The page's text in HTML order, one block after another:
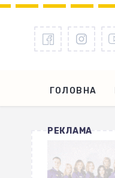
ГОЛОВНА
РЕКЛАМА